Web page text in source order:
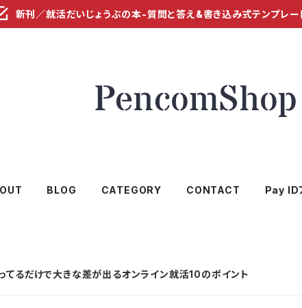
新刊／就活だいじょうぶの本-質問と答え&書き込み式テンプレ
BLOG CATEGORY CONTACT Pay ID
るだけで大きな差が出るオンライン就活10のポイント